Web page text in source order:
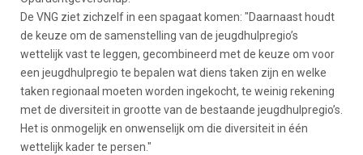
De VNG ziet zichzelf in een spagaat komen: "Daarnaast houdt
de keuze om de samenstelling van de jeugdhulpregio’s
wettelijk vast te leggen, gecombineerd met de keuze om voor
een jeugdhulpregio te bepalen wat diens taken zijn en welke
taken regionaal moeten worden ingekocht, te weinig rekening
met de diversiteit in grootte van de bestaande jeugdhulpregio’s.
Het is onmogelijk en onwenselijk om die diversiteit in één
wettelijk kader te persen."